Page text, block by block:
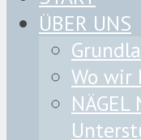
ÜBER UNS
Wo wir
NÄGEL